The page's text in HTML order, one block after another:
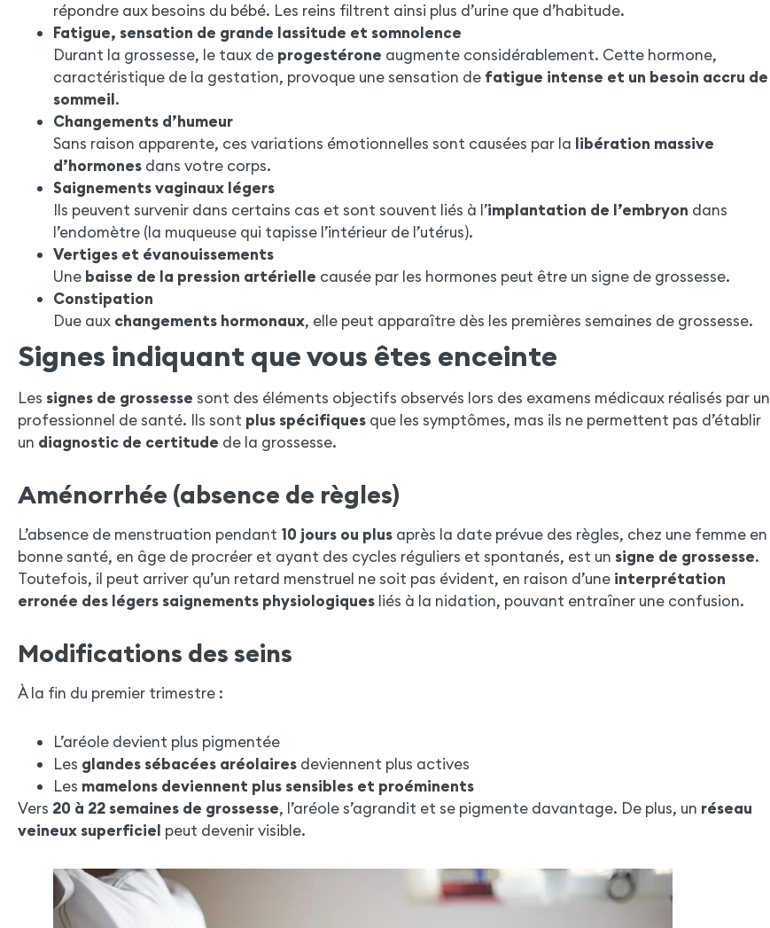
répondre aux besoins du bébé. Les reins filtrent ainsi plus d’urine que d’habitude.
Fatigue, sensation de grande lassitude et somnolence
Durant la grossesse, le taux de progestérone augmente considérablement. Cette hormone,
caractéristique de la gestation, provoque une sensation de fatigue intense et un besoin accru de
sommeil.
Changements d’humeur
Sans raison apparente, ces variations émotionnelles sont causées par la libération massive
d’hormones dans votre corps.
Saignements vaginaux légers
Ils peuvent survenir dans certains cas et sont souvent liés à l’implantation de l’embryon dans
l’endomètre (la muqueuse qui tapisse l’intérieur de l’utérus).
Vertiges et évanouissements
Une baisse de la pression artérielle causée par les hormones peut être un signe de grossesse.
Constipation
Due aux changements hormonaux, elle peut apparaître dès les premières semaines de grossesse.
Signes indiquant que vous êtes enceinte
Les signes de grossesse sont des éléments objectifs observés lors des examens médicaux réalisés par un
professionnel de santé. Ils sont plus spécifiques que les symptômes, mas ils ne permettent pas d’établir
un diagnostic de certitude de la grossesse.
Aménorrhée (absence de règles)
L’absence de menstruation pendant 10 jours ou plus après la date prévue des règles, chez une femme en
bonne santé, en âge de procréer et ayant des cycles réguliers et spontanés, est un signe de grossesse.
Toutefois, il peut arriver qu’un retard menstruel ne soit pas évident, en raison d’une interprétation
erronée des légers saignements physiologiques liés à la nidation, pouvant entraîner une confusion.
Modifications des seins
À la fin du premier trimestre :
L’aréole devient plus pigmentée
Les glandes sébacées aréolaires deviennent plus actives
Les mamelons deviennent plus sensibles et proéminents
Vers 20 à 22 semaines de grossesse, l’aréole s’agrandit et se pigmente davantage. De plus, un réseau
veineux superficiel peut devenir visible.